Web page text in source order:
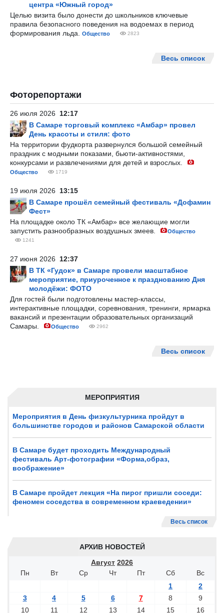
МЕРОПРИЯТИЯ
Мероприятия в День физкультурника пройдут в
большинстве городов и районов Самарской области
В Самаре будет проходить Международный
фестиваль Арт-фотографии «Форма,образ,
воображение»
В Самаре пройдет лекция «На пирог пришли соседи:
феномен соседства в современном краеведении»
Весь список
АРХИВ НОВОСТЕЙ
Август 2026
Пн
Вт Ср Чт Пт Сб
Вс
1
2
3
4 5 6 7 8
9
10
11 12 13 14 15 16
центра «Южный город»
Целью визита было донести до школьников ключевые
правила безопасного поведения на водоемах в период
формирования льда.
Общество 2823
Весь список
Фоторепортажи
26 июля 2026 12:17
В Самаре торговый комплекс «Амбар» провел
День красоты и стиля: фото
На территории фудкорта развернулся большой семейный
праздник с модными показами, бьюти-активностями,
конкурсами и развлечениями для детей и взрослых.
Общество 1719
19 июля 2026 13:15
В Самаре прошёл семейный фестиваль «Дофамин
Фест»
На площадке около ТК «Амбар» все желающие могли
запустить разнообразных воздушных змеев.
Общество
1241
27 июня 2026 12:37
В ТК «Гудок» в Самаре провели масштабное
мероприятие, приуроченное к празднованию Дня
молодёжи: ФОТО
Для гостей были подготовлены мастер-классы,
интерактивные площадки, соревнования, тренинги, ярмарка
вакансий и презентации образовательных организаций
Самары.
Общество 2962
Весь список